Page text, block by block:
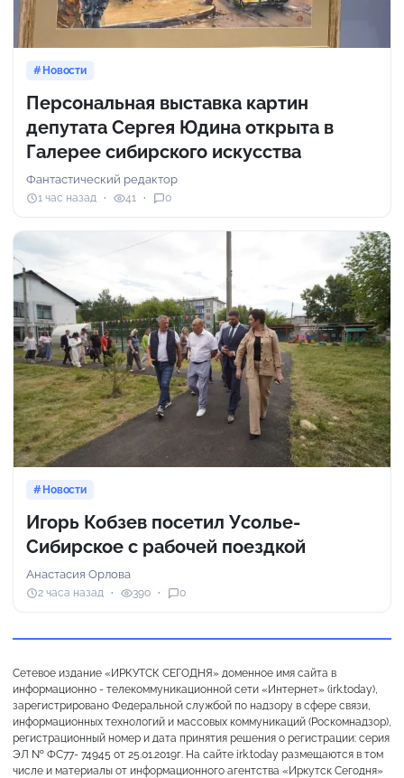
Новости
Персональная выставка картин
депутата Сергея Юдина открыта в
Галерее сибирского искусства
Фантастический редактор
1 час назад 41 0
Новости
Игорь Кобзев посетил Усолье-
Сибирское с рабочей поездкой
Анастасия Орлова
2 часа назад 390 0
Сетевое издание «ИРКУТСК СЕГОДНЯ» доменное имя сайта в
информационно - телекоммуникационной сети «Интернет» (irk.today),
зарегистрировано Федеральной службой по надзору в сфере связи,
информационных технологий и массовых коммуникаций (Роскомнадзор),
регистрационный номер и дата принятия решения о регистрации: серия
ЭЛ № ФС77- 74945 от 25.01.2019г. На сайте irk.today размещаются в том
числе и материалы от информационного агентства «Иркутск Сегодня»